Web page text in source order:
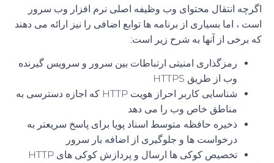
اگرچه انتقال محتوای وب وظیفه اصلی نرم افزار وب سرور
است ، اما بسیاری از برنامه ها توابع اضافی را نیز ارائه می دهند
که برخی از آنها به شرح زیر است:
رمزگذاری امنیتی ارتباطات بین سرور و سرویس گیرنده
وب از طریق HTTPS
شناسایی کاربر احراز هویت HTTP که اجازه دسترسی به
مناطق خاص وب را می دهد
ذخیره حافظه متوسط ​​اسناد پویا برای پاسخ سریعتر به
درخواست ها و جلوگیری از اضافه بار سرور
تخصیص کوکی ها ارسال و پردازش کوکی های HTTP